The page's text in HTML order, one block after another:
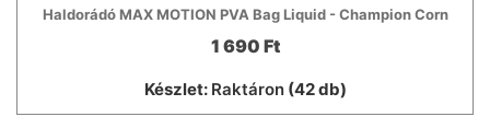
Haldorádó MAX MOTION PVA Bag Liquid - Champion Corn
1 690 Ft
Készlet: Raktáron(42 db)